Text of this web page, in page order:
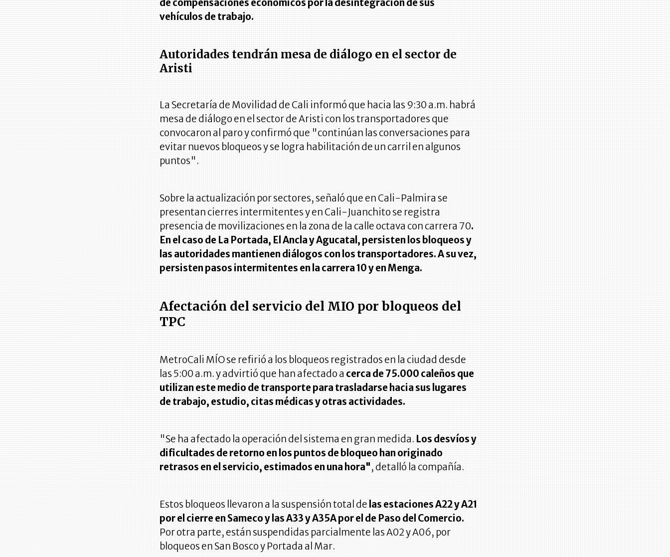
de compensaciones económicos por la desintegración de sus
vehículos de trabajo.
Autoridades tendrán mesa de diálogo en el sector de
Aristi
La Secretaría de Movilidad de Cali informó que hacia las 9:30 a.m. habrá
mesa de diálogo en el sector de Aristi con los transportadores que
convocaron al paro y confirmó que "continúan las conversaciones para
evitar nuevos bloqueos y se logra habilitación de un carril en algunos
puntos".
Sobre la actualización por sectores, señaló que en Cali-Palmira se
presentan cierres intermitentes y en Cali-Juanchito se registra
presencia de movilizaciones en la zona de la calle octava con carrera 70.
En el caso de La Portada, El Ancla y Agucatal, persisten los bloqueos y
las autoridades mantienen diálogos con los transportadores. A su vez,
persisten pasos intermitentes en la carrera 10 y en Menga.
Afectación del servicio del MIO por bloqueos del
TPC
MetroCali MÍO se refirió a los bloqueos registrados en la ciudad desde
las 5:00 a.m. y advirtió que han afectado a cerca de 75.000 caleños que
utilizan este medio de transporte para trasladarse hacia sus lugares
de trabajo, estudio, citas médicas y otras actividades.
"Se ha afectado la operación del sistema en gran medida. Los desvíos y
dificultades de retorno en los puntos de bloqueo han originado
retrasos en el servicio, estimados en una hora", detalló la compañía.
Estos bloqueos llevaron a la suspensión total de las estaciones A22 y A21
por el cierre en Sameco y las A33 y A35A por el de Paso del Comercio.
Por otra parte, están suspendidas parcialmente las A02 y A06, por
bloqueos en San Bosco y Portada al Mar.